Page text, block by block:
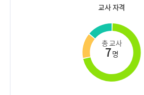
교사 자격
총 교사
7명